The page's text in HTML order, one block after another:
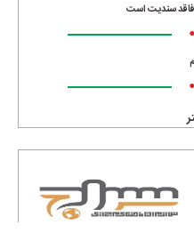
فاقد سندیت است